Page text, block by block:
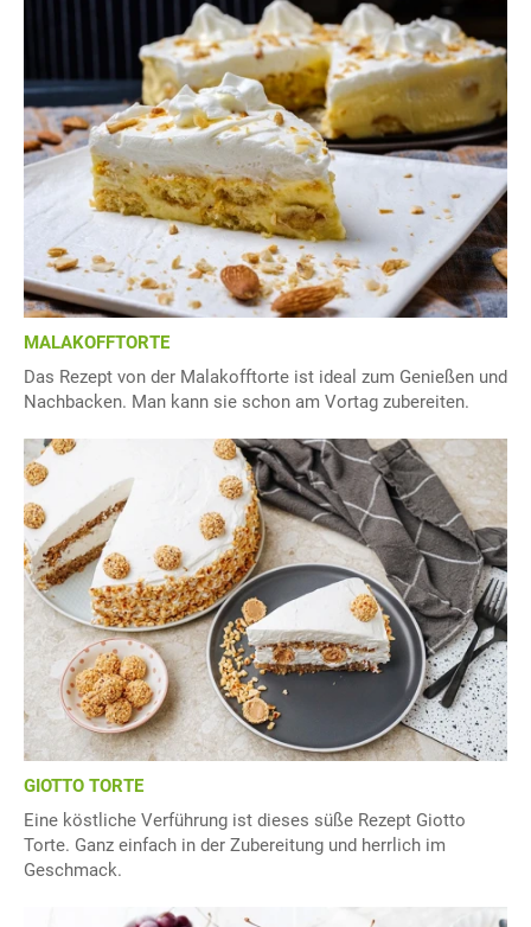
MALAKOFFTORTE
Das Rezept von der Malakofftorte ist ideal zum Genießen und
Nachbacken. Man kann sie schon am Vortag zubereiten.
GIOTTO TORTE
Eine köstliche Verführung ist dieses süße Rezept Giotto
Torte. Ganz einfach in der Zubereitung und herrlich im
Geschmack.